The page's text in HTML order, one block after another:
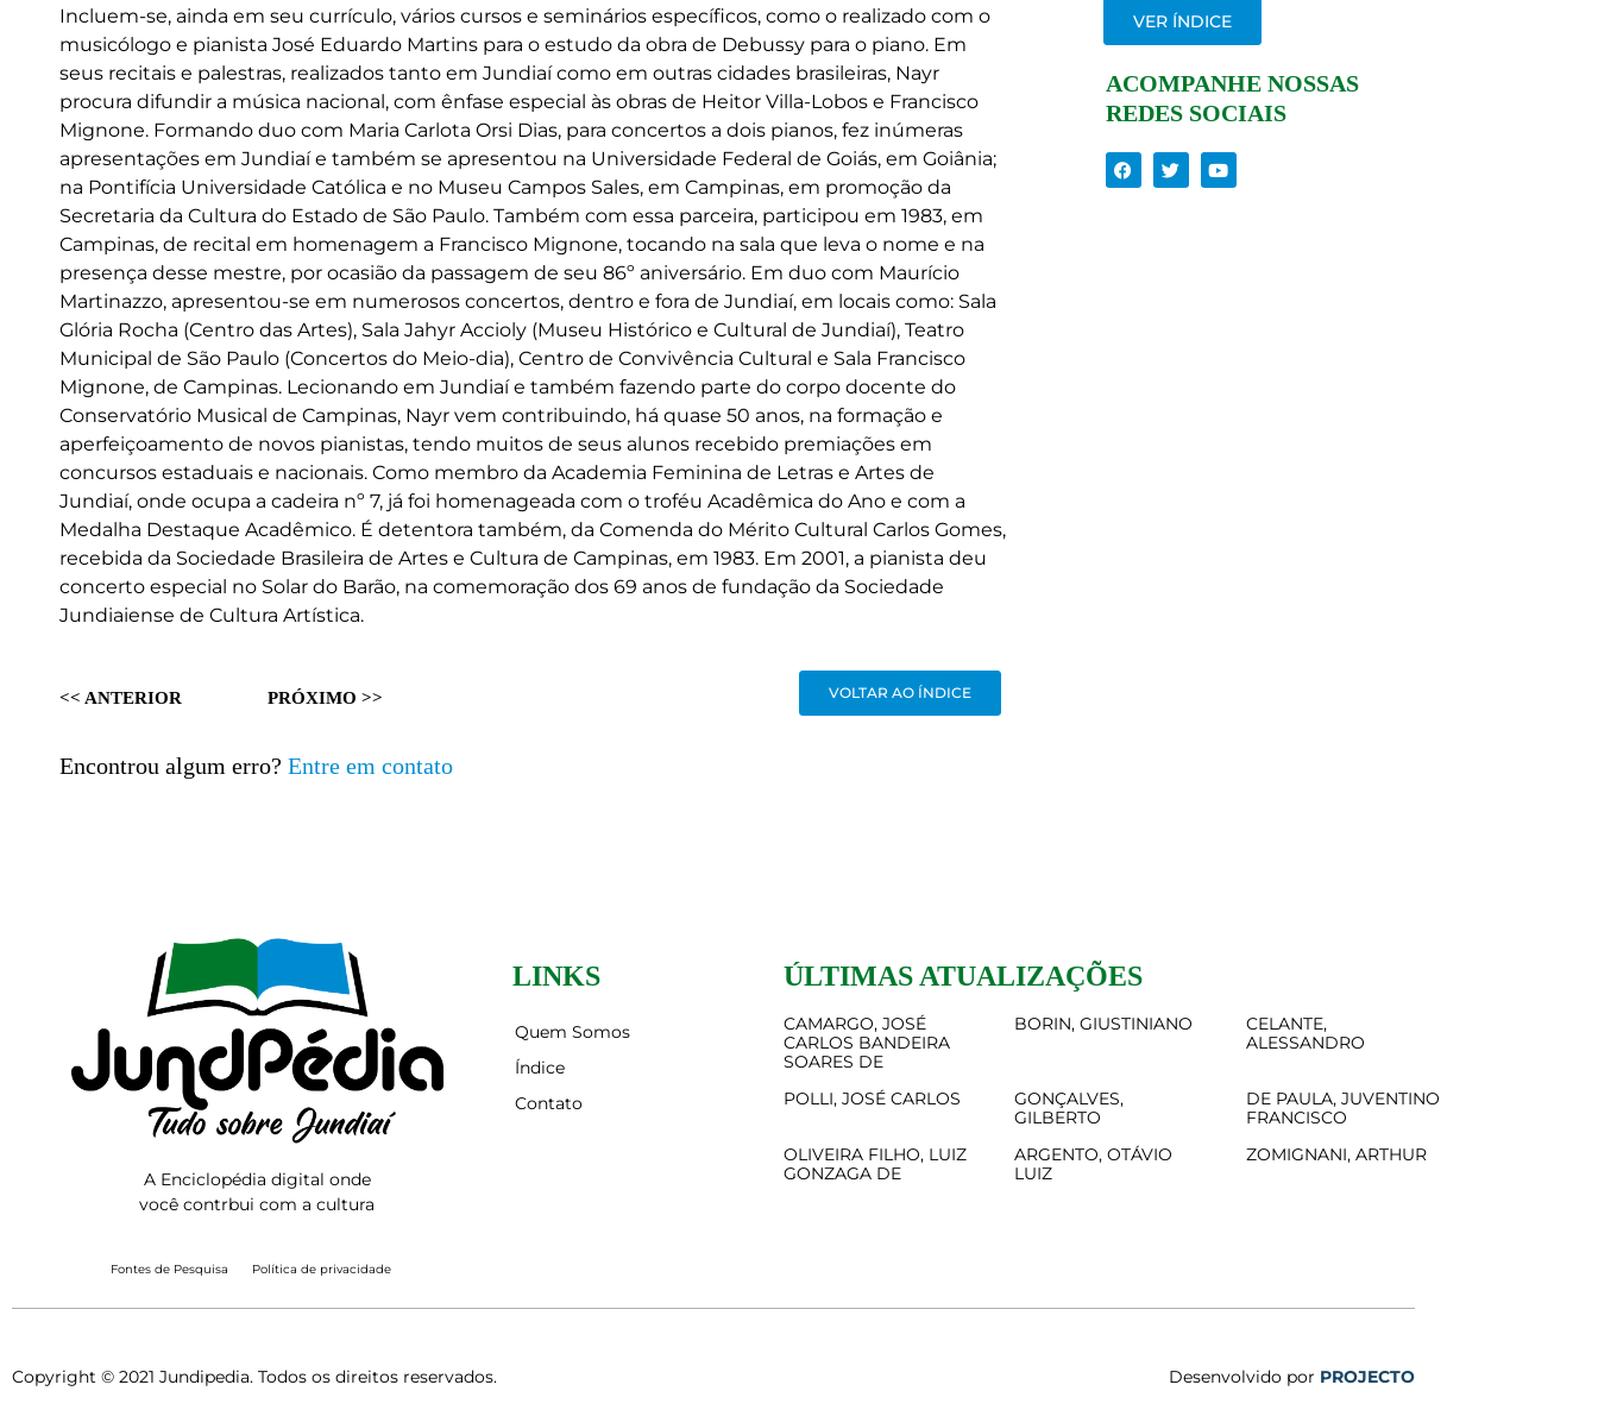
Incluem-se, ainda em seu currículo, vários cursos e seminários específicos, como o realizado com o
musicólogo e pianista José Eduardo Martins para o estudo da obra de Debussy para o piano. Em
seus recitais e palestras, realizados tanto em Jundiaí como em outras cidades brasileiras, Nayr
procura difundir a música nacional, com ênfase especial às obras de Heitor Villa-Lobos e Francisco
Mignone. Formando duo com Maria Carlota Orsi Dias, para concertos a dois pianos, fez inúmeras
apresentações em Jundiaí e também se apresentou na Universidade Federal de Goiás, em Goiânia;
na Pontifícia Universidade Católica e no Museu Campos Sales, em Campinas, em promoção da
Secretaria da Cultura do Estado de São Paulo. Também com essa parceira, participou em 1983, em
Campinas, de recital em homenagem a Francisco Mignone, tocando na sala que leva o nome e na
presença desse mestre, por ocasião da passagem de seu 86º aniversário. Em duo com Maurício
Martinazzo, apresentou-se em numerosos concertos, dentro e fora de Jundiaí, em locais como: Sala
Glória Rocha (Centro das Artes), Sala Jahyr Accioly (Museu Histórico e Cultural de Jundiaí), Teatro
Municipal de São Paulo (Concertos do Meio-dia), Centro de Convivência Cultural e Sala Francisco
Mignone, de Campinas. Lecionando em Jundiaí e também fazendo parte do corpo docente do
Conservatório Musical de Campinas, Nayr vem contribuindo, há quase 50 anos, na formação e
aperfeiçoamento de novos pianistas, tendo muitos de seus alunos recebido premiações em
concursos estaduais e nacionais. Como membro da Academia Feminina de Letras e Artes de
Jundiaí, onde ocupa a cadeira nº 7, já foi homenageada com o troféu Acadêmica do Ano e com a
Medalha Destaque Acadêmico. É detentora também, da Comenda do Mérito Cultural Carlos Gomes,
recebida da Sociedade Brasileira de Artes e Cultura de Campinas, em 1983. Em 2001, a pianista deu
concerto especial no Solar do Barão, na comemoração dos 69 anos de fundação da Sociedade
Jundiaiense de Cultura Artística.
<< ANTERIOR PRÓXIMO >> VOLTAR AO ÍNDICE
Encontrou algum erro? Entre em contato
VER ÍNDICE
ACOMPANHE NOSSAS
REDES SOCIAIS
A Enciclopédia digital onde
você contrbui com a cultura
Fontes de Pesquisa Política de privacidade
LINKS
Quem Somos
Índice
Contato
ÚLTIMAS ATUALIZAÇÕES
CAMARGO, JOSÉ
CARLOS BANDEIRA
SOARES DE
BORIN, GIUSTINIANO
CELANTE,
ALESSANDRO
POLLI, JOSÉ CARLOS
GONÇALVES,
GILBERTO
DE PAULA, JUVENTINO
FRANCISCO
OLIVEIRA FILHO, LUIZ
GONZAGA DE
ARGENTO, OTÁVIO
LUIZ
ZOMIGNANI, ARTHUR
Copyright © 2021 Jundipedia. Todos os direitos reservados. Desenvolvido por PROJECTO